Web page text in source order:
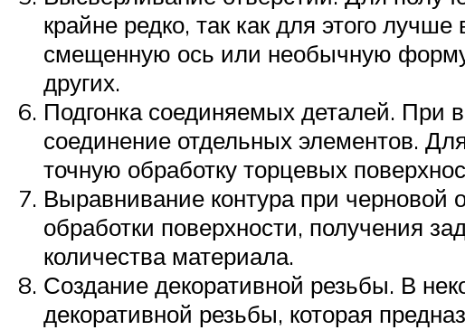
крайне редко, так как для этого
смещенную ось или необычную
других.
Подгонка соединяемых деталей. При
соединение отдельных элементов.
точную обработку торцевых
Выравнивание контура при черновой
обработки поверхности, получения
количества материала.
Создание декоративной резьбы. В
декоративной резьбы, которая